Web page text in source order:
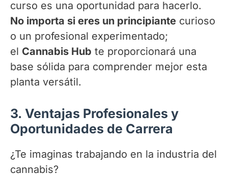
curso es una oportunidad para hacerlo.
No importa si eres un principiante curioso
o un profesional experimentado;
el Cannabis Hub te proporcionará una
base sólida para comprender mejor esta
planta versátil.
3. Ventajas Profesionales y
Oportunidades de Carrera
¿Te imaginas trabajando en la industria del
cannabis?